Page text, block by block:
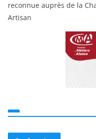
reconnue auprès de la
Artisan